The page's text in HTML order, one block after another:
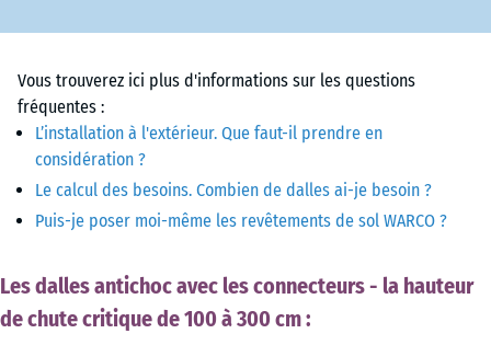
Vous trouverez ici plus d'informations sur les questions
fréquentes :
L’installation à l'extérieur. Que faut-il prendre en
considération ?
Le calcul des besoins. Combien de dalles ai-je besoin ?
Puis-je poser moi-même les revêtements de sol WARCO ?
Les dalles antichoc avec les connecteurs - la hauteur
de chute critique de 100 à 300 cm :